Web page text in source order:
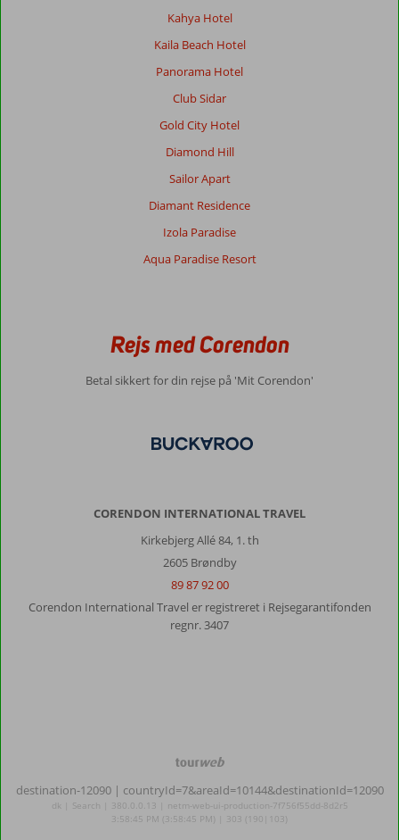
Kahya Hotel
Kaila Beach Hotel
Panorama Hotel
Club Sidar
Gold City Hotel
Diamond Hill
Sailor Apart
Diamant Residence
Izola Paradise
Aqua Paradise Resort
Rejs med Corendon
Betal sikkert for din rejse på 'Mit Corendon'
CORENDON INTERNATIONAL TRAVEL
Kirkebjerg Allé 84, 1. th
2605 Brøndby
89 87 92 00
Corendon International Travel er registreret i Rejsegarantifonden
regnr. 3407
TourWeb
NetMatch
destination-12090 | countryId=7&areaId=10144&destinationId=12090
dk | Search | 380.0.0.13 | netm-web-ui-production-7f756f55dd-8d2r5
3:58:45 PM (3:58:45 PM) | 303 (190|103)